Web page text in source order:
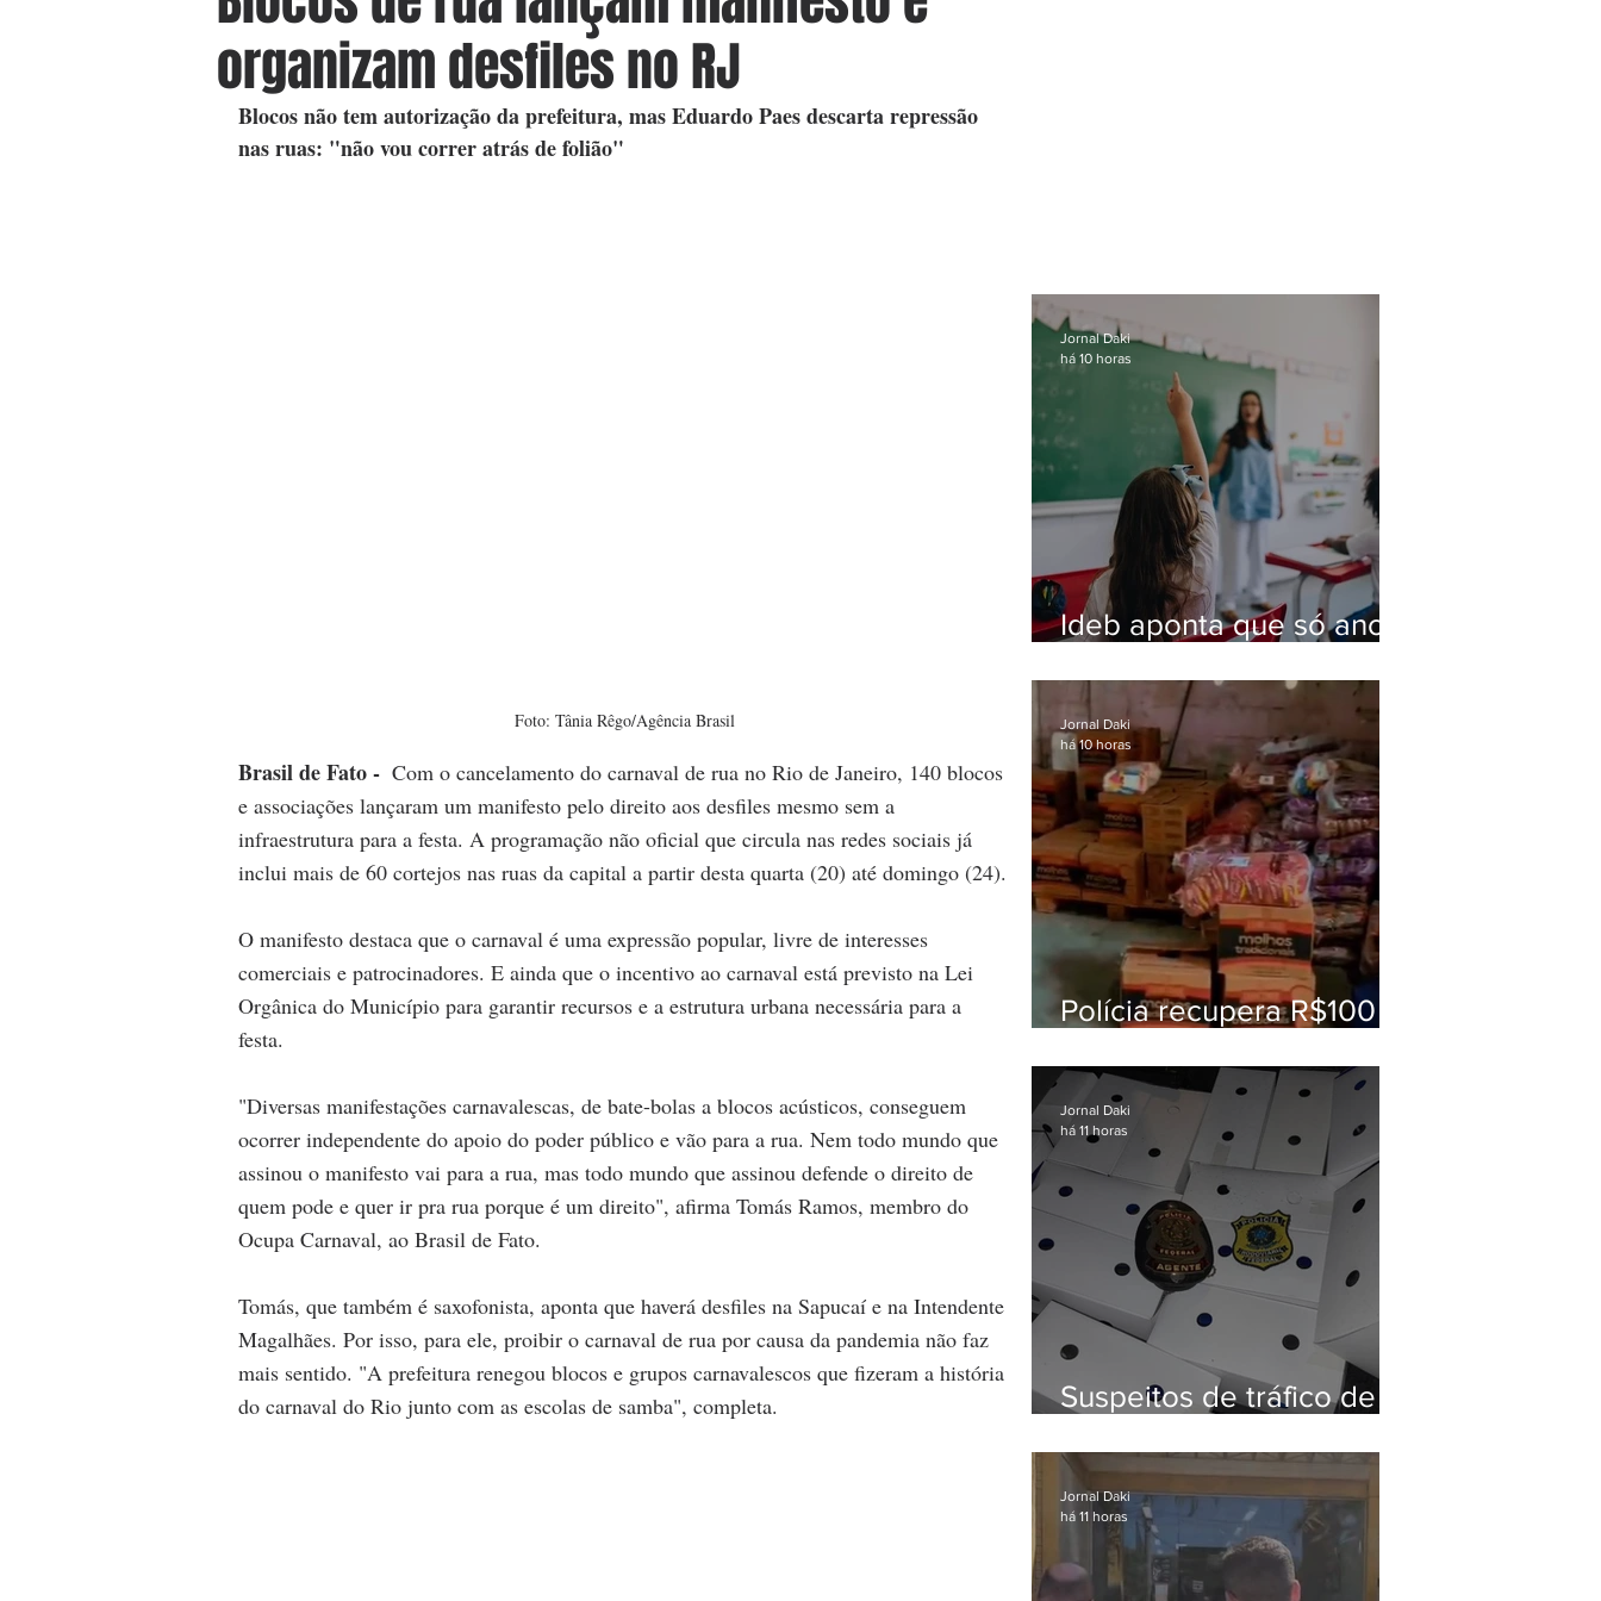
organizam desfiles no RJ
Blocos não tem autorização da prefeitura, mas Eduardo Paes descarta repressão
nas ruas: "não vou correr atrás de folião"
Foto: Tânia Rêgo/Agência Brasil
Brasil de Fato - Com o cancelamento do carnaval de rua no Rio de Janeiro, 140 blocos
e associações lançaram um manifesto pelo direito aos desfiles mesmo sem a
infraestrutura para a festa. A programação não oficial que circula nas redes sociais já
inclui mais de 60 cortejos nas ruas da capital a partir desta quarta (20) até domingo (24).
O manifesto destaca que o carnaval é uma expressão popular, livre de interesses
comerciais e patrocinadores. E ainda que o incentivo ao carnaval está previsto na Lei
Orgânica do Município para garantir recursos e a estrutura urbana necessária para a
festa.
"Diversas manifestações carnavalescas, de bate-bolas a blocos acústicos, conseguem
ocorrer independente do apoio do poder público e vão para a rua. Nem todo mundo que
assinou o manifesto vai para a rua, mas todo mundo que assinou defende o direito de
quem pode e quer ir pra rua porque é um direito", afirma Tomás Ramos, membro do
Ocupa Carnaval, ao Brasil de Fato.
Tomás, que também é saxofonista, aponta que haverá desfiles na Sapucaí e na Intendente
Magalhães. Por isso, para ele, proibir o carnaval de rua por causa da pandemia não faz
mais sentido. "A prefeitura renegou blocos e grupos carnavalescos que fizeram a história
do carnaval do Rio junto com as escolas de samba", completa.
Ideb aponta que só anos
nacional da educação
Jornal Daki
há 10 horas
Polícia recupera R$100
Baixada Fluminense
Jornal Daki
há 10 horas
Suspeitos de tráfico de
presos com 50 aves
Jornal Daki
há 11 horas
Jornal Daki
há 11 horas